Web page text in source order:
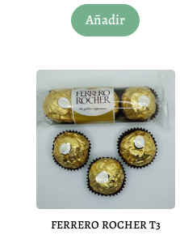
Añadir
FERRERO ROCHER T3